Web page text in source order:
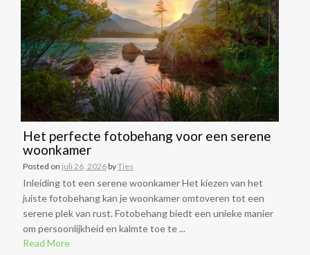
Het perfecte fotobehang voor een serene
woonkamer
Posted on juli 26, 2026byTies
Inleiding tot een serene woonkamer Het kiezen van het
juiste fotobehang kan je woonkamer omtoveren tot een
serene plek van rust. Fotobehang biedt een unieke manier
om persoonlijkheid en kalmte toe te ...
Read More